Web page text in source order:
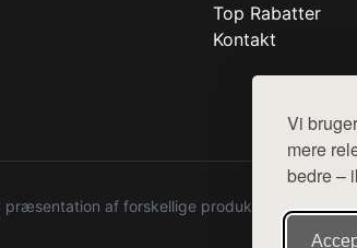
Vi
mere
bedre –
Top Rabatter
Kontakt
af forskellige produkter fra